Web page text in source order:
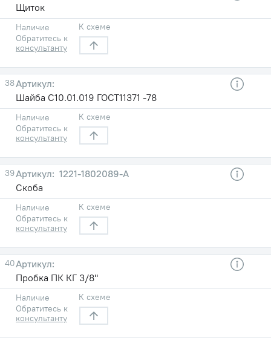
Щиток
Наличие
Обратитесь к
консультанту
К схеме
38
Шайба С10.01.019 ГОСТ11371 -78
Наличие
Обратитесь к
консультанту
К схеме
39
1221-1802089-А
Скоба
Наличие
Обратитесь к
консультанту
К схеме
40
Пробка ПК КГ 3/8"
Наличие
Обратитесь к
консультанту
К схеме